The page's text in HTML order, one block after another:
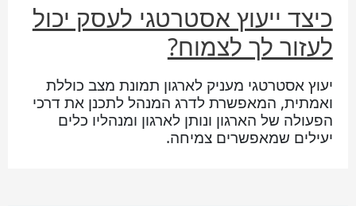
כיצד ייעוץ אסטרטגי לעסק יכול
לעזור לך לצמוח?
יעוץ אסטרטגי מעניק לארגון תמונת מצב כוללת
ואמתית, המאפשרת לדרג המנהל לתכנן את דרכי
הפעולה של הארגון ונותן לארגון ומנהליו כלים
יעילים שמאפשרים צמיחה.